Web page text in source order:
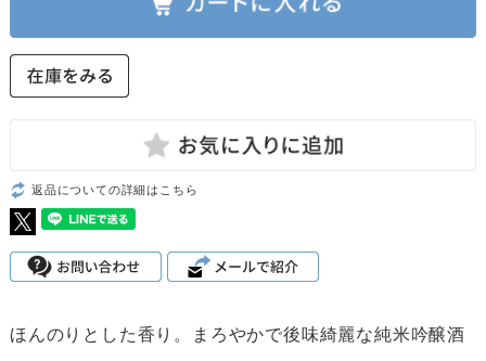
返品についての詳細はこちら
ほんのりとした香り。まろやかで後味綺麗な純米吟醸酒